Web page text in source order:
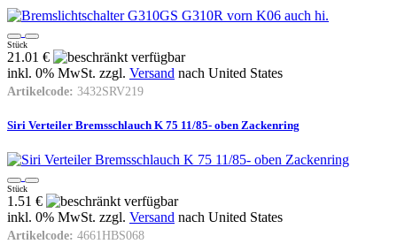
Stück
21.01 €
inkl. 0% MwSt. zzgl. Versand nach United States
Artikelcode: 3432SRV219
Siri Verteiler Bremsschlauch K 75 11/85- oben Zackenring
Stück
1.51 €
inkl. 0% MwSt. zzgl. Versand nach United States
Artikelcode: 4661HBS068